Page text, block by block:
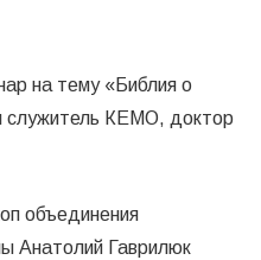
на тему «Библия о
служитель КЕМО, доктор
объединения
Анатолий Гаврилюк